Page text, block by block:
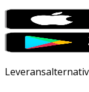
Leveransalternativ